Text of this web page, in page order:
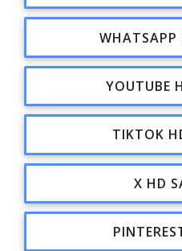
WHATSAPP
YOUTUBE
TIKTOK
X HD